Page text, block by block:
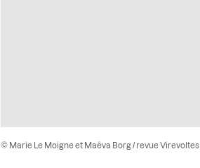
© Marie Le Moigne et Maëva Borg / revue Virevoltes